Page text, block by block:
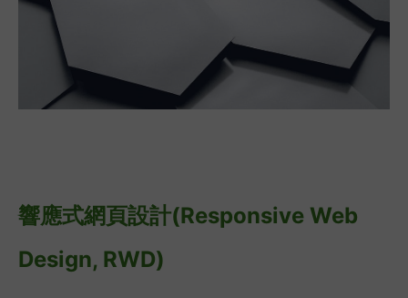
響應式網頁設計(Responsive Web
Design, RWD)